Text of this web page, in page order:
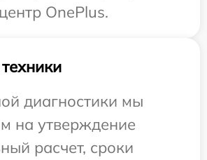
OnePlus.
диагностики мы
на утверждение
расчет, сроки